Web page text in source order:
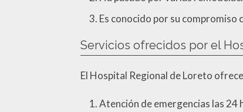
Es conocido por su compromiso
Servicios ofrecidos por el
El Hospital Regional de Loreto
Atención de emergencias las 24